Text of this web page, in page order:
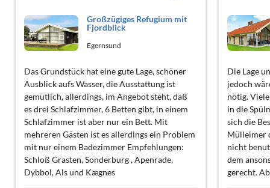
Großzügiges Refugium mit
Fjordblick
Egernsund
Das Grundstück hat eine gute Lage, schöner
Ausblick aufs Wasser, die Ausstattung ist
gemütlich, allerdings, im Angebot steht, daß
es drei Schlafzimmer, 6 Betten gibt, in einem
Schlafzimmer ist aber nur ein Bett. Mit
mehreren Gästen ist es allerdings ein Problem
mit nur einem Badezimmer Empfehlungen:
Schloß Grasten, Sonderburg , Apenrade,
Dybbol, Als und Kægnes
Die Lage
jedoch
nötig.
in die
sich die
Mülleimer
nicht
dem
gerecht.
nächstes